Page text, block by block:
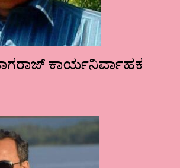
ಕಾರ್ಯನಿರ್ವಾಹಕ